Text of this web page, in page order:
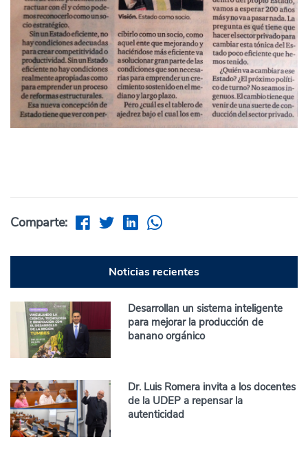
Comparte:
Noticias recientes
Desarrollan un sistema inteligente
para mejorar la producción de
banano orgánico
Dr. Luis Romera invita a los docentes
de la UDEP a repensar la
autenticidad